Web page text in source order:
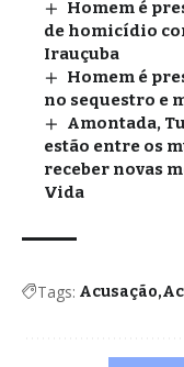
Homem é
de homicídio
Irauçuba
Homem é
no sequestro e
Amontada,
estão entre os
receber novas
Vida
Tags: Acusação